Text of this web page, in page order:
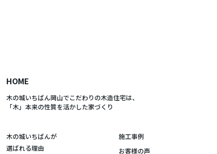
HOME
木の城いちばん岡山でこだわりの木造住宅は、
「木」本来の性質を活かした家づくり
木の城いちばんが
選ばれる理由
施工事例
お客様の声